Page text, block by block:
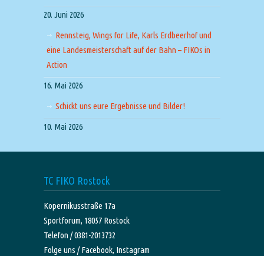
20. Juni 2026
Rennsteig, Wings for Life, Karls Erdbeerhof und
eine Landesmeisterschaft auf der Bahn – FIKOs in
Action
16. Mai 2026
Schickt uns eure Ergebnisse und Bilder!
10. Mai 2026
TC FIKO Rostock
Kopernikusstraße 17a
Sportforum, 18057 Rostock
Telefon / 0381-2013732
Folge uns /Facebook, Instagram